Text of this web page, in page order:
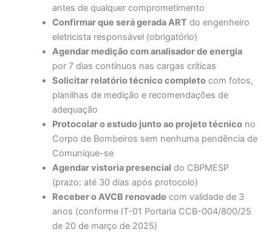
antes de qualquer comprometimento
Confirmar que será gerada ART do engenheiro
eletricista responsável (obrigatório)
Agendar medição com analisador de energia
por 7 dias contínuos nas cargas críticas
Solicitar relatório técnico completo com fotos,
planilhas de medição e recomendações de
adequação
Protocolar o estudo junto ao projeto técnico no
Corpo de Bombeiros sem nenhuma pendência de
Comunique-se
Agendar vistoria presencial do CBPMESP
(prazo: até 30 dias após protocolo)
Receber o AVCB renovado com validade de 3
anos (conforme IT-01 Portaria CCB-004/800/25
de 20 de março de 2025)